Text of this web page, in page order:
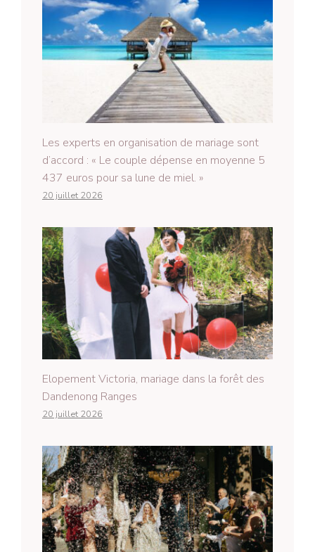
Les experts en organisation de mariage sont
d’accord : « Le couple dépense en moyenne 5
437 euros pour sa lune de miel. »
20 juillet 2026
Elopement Victoria, mariage dans la forêt des
Dandenong Ranges
20 juillet 2026